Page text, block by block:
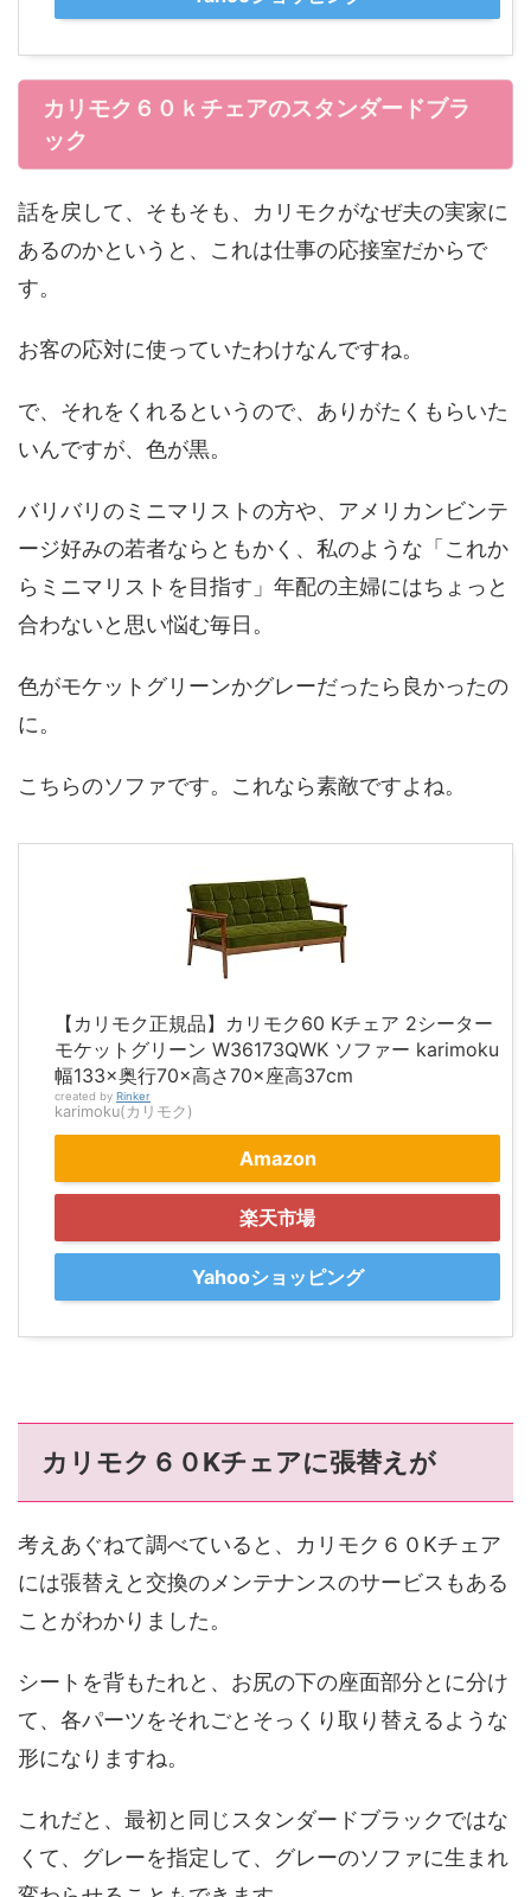
カリモク６０ｋチェアのスタンダードブラ
ック
話を戻して、そもそも、カリモクがなぜ夫の実家に
あるのかというと、これは仕事の応接室だからで
す。
お客の応対に使っていたわけなんですね。
で、それをくれるというので、ありがたくもらいた
いんですが、色が黒。
バリバリのミニマリストの方や、アメリカンビンテ
ージ好みの若者ならともかく、私のような「これか
らミニマリストを目指す」年配の主婦にはちょっと
合わないと思い悩む毎日。
色がモケットグリーンかグレーだったら良かったの
に。
こちらのソファです。これなら素敵ですよね。
【カリモク正規品】カリモク60 Kチェア 2シーター
モケットグリーン W36173QWK ソファー karimoku
幅133×奥行70×高さ70×座高37cm
created by Rinker
karimoku(カリモク)
Amazon
楽天市場
Yahooショッピング
カリモク６０Kチェアに張替えが
考えあぐねて調べていると、カリモク６０Kチェア
には張替えと交換のメンテナンスのサービスもある
ことがわかりました。
シートを背もたれと、お尻の下の座面部分とに分け
て、各パーツをそれごとそっくり取り替えるような
形になりますね。
これだと、最初と同じスタンダードブラックではな
くて、グレーを指定して、グレーのソファに生まれ